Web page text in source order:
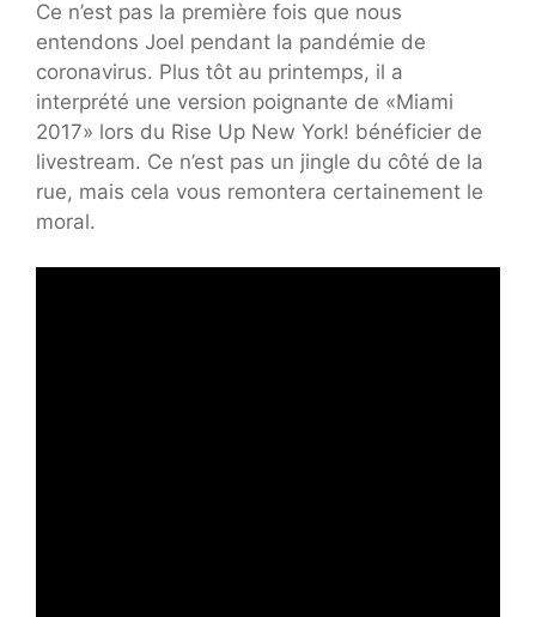
Ce n’est pas la première fois que nous
entendons Joel pendant la pandémie de
coronavirus. Plus tôt au printemps, il a
interprété une version poignante de «Miami
2017» lors du Rise Up New York! bénéficier de
livestream. Ce n’est pas un jingle du côté de la
rue, mais cela vous remontera certainement le
moral.